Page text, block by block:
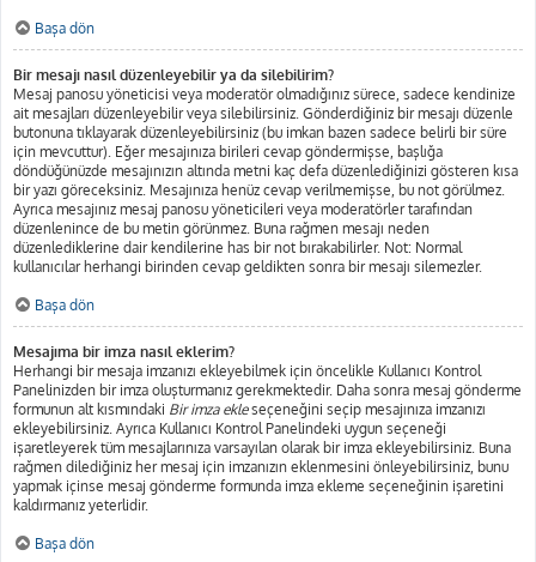
Başa dön
Bir mesajı nasıl düzenleyebilir ya da silebilirim?
Mesaj panosu yöneticisi veya moderatör olmadığınız sürece, sadece kendinize
ait mesajları düzenleyebilir veya silebilirsiniz. Gönderdiğiniz bir mesajı düzenle
butonuna tıklayarak düzenleyebilirsiniz (bu imkan bazen sadece belirli bir süre
için mevcuttur). Eğer mesajınıza birileri cevap göndermişse, başlığa
döndüğünüzde mesajınızın altında metni kaç defa düzenlediğinizi gösteren kısa
bir yazı göreceksiniz. Mesajınıza henüz cevap verilmemişse, bu not görülmez.
Ayrıca mesajınız mesaj panosu yöneticileri veya moderatörler tarafından
düzenlenince de bu metin görünmez. Buna rağmen mesajı neden
düzenlediklerine dair kendilerine has bir not bırakabilirler. Not: Normal
kullanıcılar herhangi birinden cevap geldikten sonra bir mesajı silemezler.
Başa dön
Mesajıma bir imza nasıl eklerim?
Herhangi bir mesaja imzanızı ekleyebilmek için öncelikle Kullanıcı Kontrol
Panelinizden bir imza oluşturmanız gerekmektedir. Daha sonra mesaj gönderme
formunun alt kısmındaki Bir imza ekleseçeneğini seçip mesajınıza imzanızı
ekleyebilirsiniz. Ayrıca Kullanıcı Kontrol Panelindeki uygun seçeneği
işaretleyerek tüm mesajlarınıza varsayılan olarak bir imza ekleyebilirsiniz. Buna
rağmen dilediğiniz her mesaj için imzanızın eklenmesini önleyebilirsiniz, bunu
yapmak içinse mesaj gönderme formunda imza ekleme seçeneğinin işaretini
kaldırmanız yeterlidir.
Başa dön